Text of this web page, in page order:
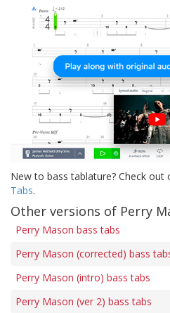
New to bass tablature? Check out
Tabs.
Other versions of Perry
Perry Mason bass tabs
Perry Mason (corrected) bass
Perry Mason (intro) bass tabs
Perry Mason (ver 2) bass tabs